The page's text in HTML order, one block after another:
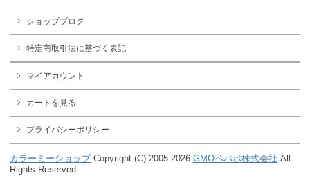
ショップブログ
特定商取引法に基づく表記
マイアカウント
カートを見る
プライバシーポリシー
カラーミーショップCopyright (C) 2005-2026 GMOペパボ株式会社 All
Rights Reserved.